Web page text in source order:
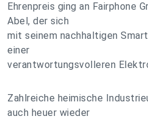
Ehrenpreis ging an Fairphone
Abel, der sich
mit seinem nachhaltigen
einer
verantwortungsvolleren
Zahlreiche heimische
auch heuer wieder